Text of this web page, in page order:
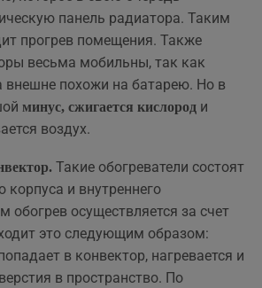
панель радиатора. Таким
прогрев помещения. Также
весьма мобильны, так как
внешне похожи на батарею. Но в
минус, сжигается кислород и
воздух.
Такие обогреватели состоят
корпуса и внутреннего
обогрев осуществляется за счет
это следующим образом:
в конвектор, нагревается и
в пространство. По